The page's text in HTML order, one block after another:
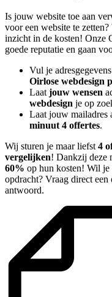
Is jouw website toe aan
voor een website te
inzicht in de kosten! Onze
goede reputatie en gaan
Vul je
Oirlose webdesign
Laat jouw wensen
webdesign je op
Laat jouw mailadres
minuut 4 offertes.
Wij sturen je maar liefst 4
vergelijken! Dankzij deze
60% op hun kosten! Wil je
opdracht? Vraag direct
antwoord.